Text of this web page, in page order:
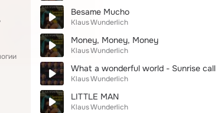
Besame Mucho
Klaus Wunderlich
Money, Money, Money
Klaus Wunderlich
What a wonderful world - Sunrise call
Klaus Wunderlich
LITTLE MAN
Klaus Wunderlich